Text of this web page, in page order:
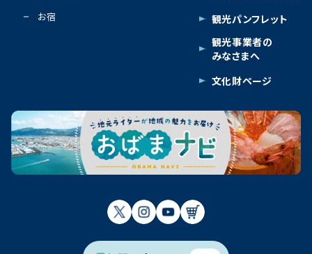
お宿
観光パンフレット
観光事業者の
みなさまへ
文化財ページ